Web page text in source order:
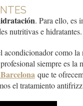
. Para ello, es
nutritivas e hidratantes.
acondicionador como la
siempre es la
que te
el tratamiento